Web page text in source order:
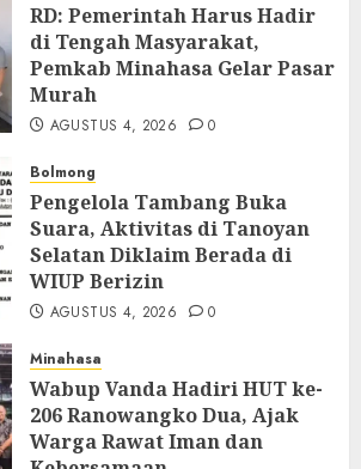
RD: Pemerintah Harus Hadir
di Tengah Masyarakat,
Pemkab Minahasa Gelar Pasar
Murah
AGUSTUS 4, 2026 0
Bolmong
Pengelola Tambang Buka
Suara, Aktivitas di Tanoyan
Selatan Diklaim Berada di
WIUP Berizin
AGUSTUS 4, 2026 0
Minahasa
Wabup Vanda Hadiri HUT ke-
206 Ranowangko Dua, Ajak
Warga Rawat Iman dan